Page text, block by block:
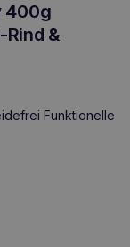
400g
&
Funktionelle